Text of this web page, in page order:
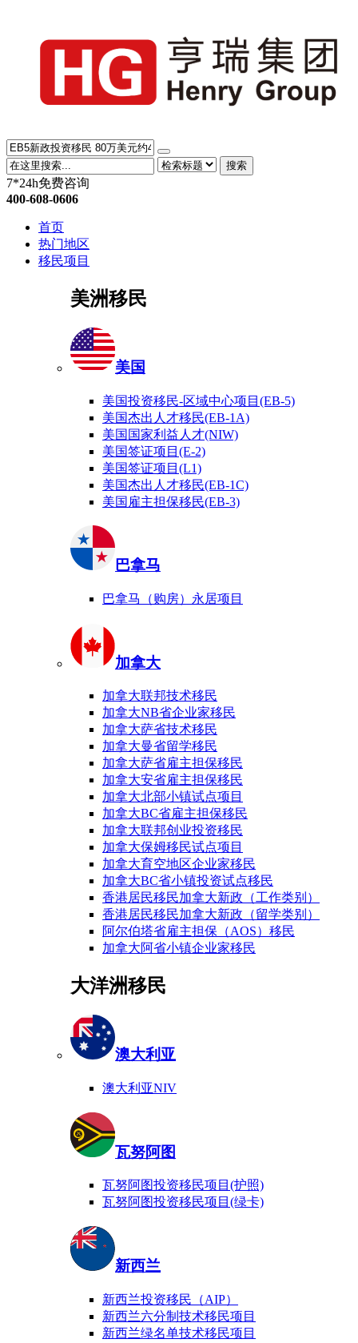
搜索
7*24h免费咨询
400-608-0606
首页
热门地区
移民项目
美洲移民
美国
美国投资移民-区域中心项目(EB-5)
美国杰出人才移民(EB-1A)
美国国家利益人才(NIW)
美国签证项目(E-2)
美国签证项目(L1)
美国杰出人才移民(EB-1C)
美国雇主担保移民(EB-3)
巴拿马
巴拿马（购房）永居项目
加拿大
加拿大联邦技术移民
加拿大NB省企业家移民
加拿大萨省技术移民
加拿大曼省留学移民
加拿大萨省雇主担保移民
加拿大安省雇主担保移民
加拿大北部小镇试点项目
加拿大BC省雇主担保移民
加拿大联邦创业投资移民
加拿大保姆移民试点项目
加拿大育空地区企业家移民
加拿大BC省小镇投资试点移民
香港居民移民加拿大新政（工作类别）
香港居民移民加拿大新政（留学类别）
阿尔伯塔省雇主担保（AOS）移民
加拿大阿省小镇企业家移民
大洋洲移民
澳大利亚
澳大利亚NIV
瓦努阿图
瓦努阿图投资移民项目(护照)
瓦努阿图投资移民项目(绿卡)
新西兰
新西兰投资移民（AIP）
新西兰六分制技术移民项目
新西兰绿名单技术移民项目